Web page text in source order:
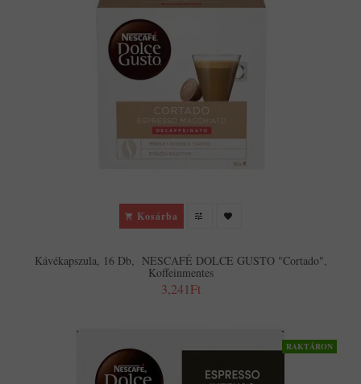
Kosárba
Kávékapszula, 16 Db, NESCAFÉ DOLCE GUSTO "Cortado",
Koffeinmentes
3,241Ft
RAKTÁRON